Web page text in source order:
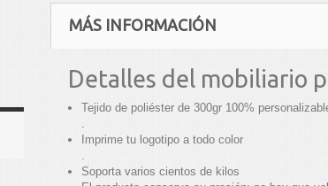
MÁS INFORMACIÓN
Detalles del mobiliario
Tejido de poliéster de 300gr 100%
.
Imprime tu logotipo a todo color
.
Soporta varios cientos de kilos